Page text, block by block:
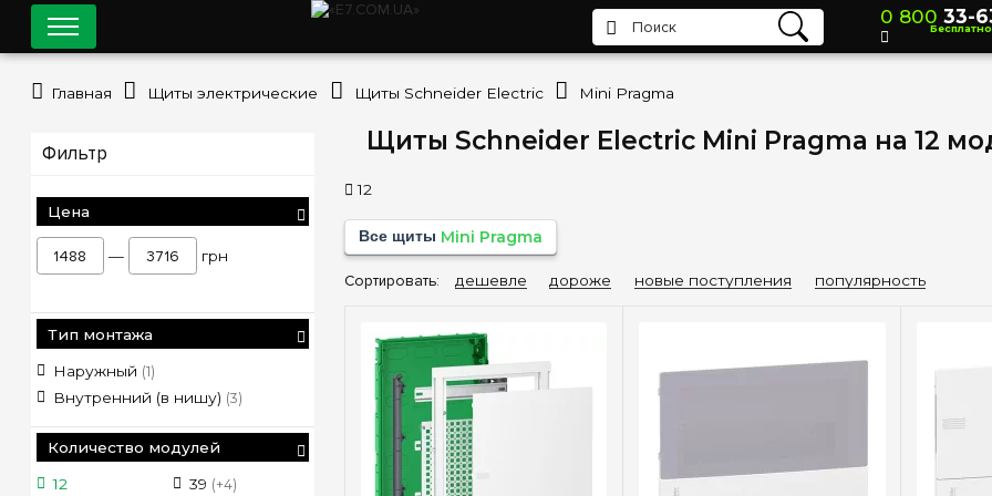
Щиты Schneider Electric Mini Pragma на 12
12
Все щиты Mini Pragma
Сортировать: дешевле дороже новые поступления популярность
Фильтр
Цена
— грн
Тип монтажа
Наружный (1)
Внутренний (в нишу) (3)
Количество модулей
12
39 (+4)
0 800 33-
Бесплатно
Главная Щиты электрические Щиты Schneider Electric Mini Pragma